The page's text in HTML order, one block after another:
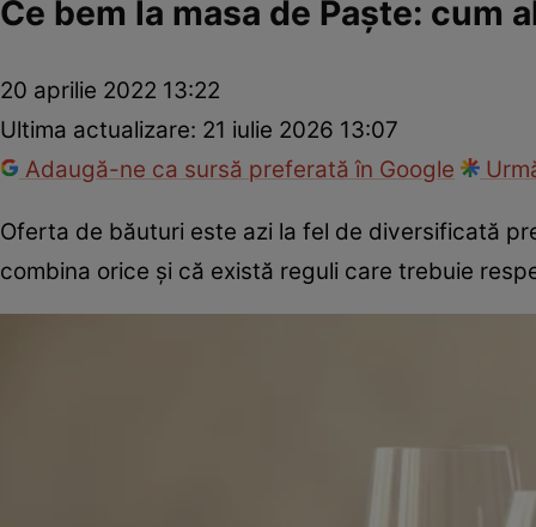
Ce bem la masa de Paște: cum
20 aprilie 2022 13:22
Ultima actualizare: 21 iulie 2026 13:07
Adaugă-ne ca sursă preferată în Google
Oferta de băuturi este azi la fel de diversificată
combina orice și că există reguli care trebuie